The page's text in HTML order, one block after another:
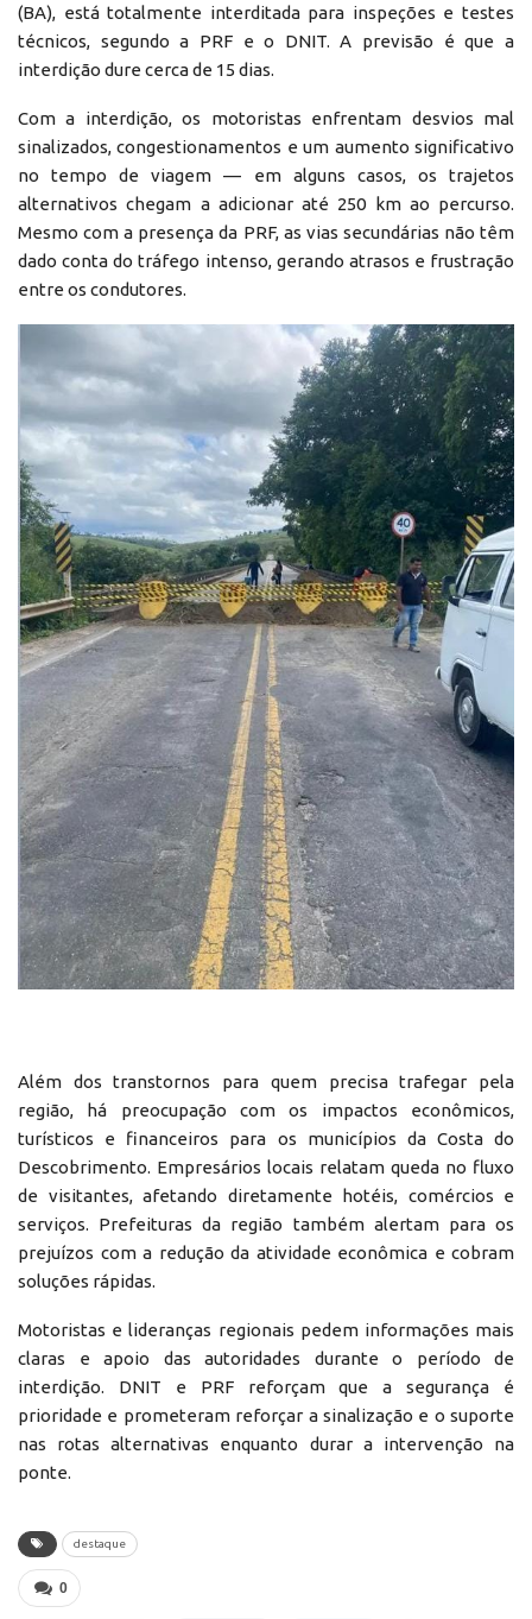
(BA), está totalmente interditada para inspeções e testes
técnicos, segundo a PRF e o DNIT. A previsão é que a
interdição dure cerca de 15 dias.
Com a interdição, os motoristas enfrentam desvios mal
sinalizados, congestionamentos e um aumento significativo
no tempo de viagem — em alguns casos, os trajetos
alternativos chegam a adicionar até 250 km ao percurso.
Mesmo com a presença da PRF, as vias secundárias não têm
dado conta do tráfego intenso, gerando atrasos e frustração
entre os condutores.
Além dos transtornos para quem precisa trafegar pela
região, há preocupação com os impactos econômicos,
turísticos e financeiros para os municípios da Costa do
Descobrimento. Empresários locais relatam queda no fluxo
de visitantes, afetando diretamente hotéis, comércios e
serviços. Prefeituras da região também alertam para os
prejuízos com a redução da atividade econômica e cobram
soluções rápidas.
Motoristas e lideranças regionais pedem informações mais
claras e apoio das autoridades durante o período de
interdição. DNIT e PRF reforçam que a segurança é
prioridade e prometeram reforçar a sinalização e o suporte
nas rotas alternativas enquanto durar a intervenção na
ponte.
destaque
0